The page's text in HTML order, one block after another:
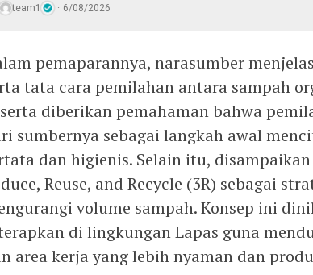
team1 6/08/2026
pemaparannya, narasumber
tata cara pemilahan antara sampah
diberikan pemahaman bahwa
sumbernya sebagai langkah awal
dan higienis. Selain itu,
Reuse, and Recycle (3R) sebagai
volume sampah. Konsep ini
di lingkungan Lapas guna
area kerja yang lebih nyaman dan